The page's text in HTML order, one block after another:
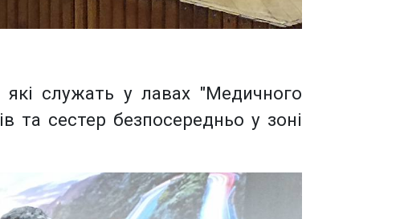
які служать у лавах "Медичного
та сестер безпосередньо у зоні